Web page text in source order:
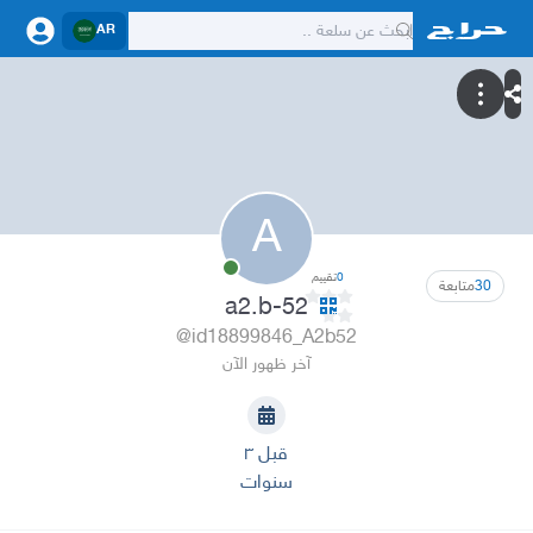
AR
A
30متابعة 0تقييم
a2.b-52
@id18899846_A2b52
آخر ظهور الآن
قبل ٣
سنوات